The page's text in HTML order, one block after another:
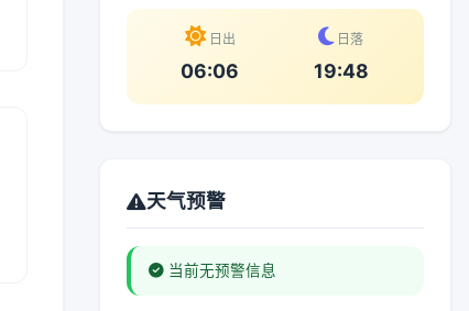
日出
06:06
日落
19:48
天气预警
当前无预警信息